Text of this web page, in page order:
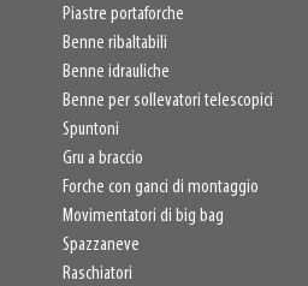
Piastre portaforche
Benne ribaltabili
Benne idrauliche
Benne per sollevatori telescopici
Spuntoni
Gru a braccio
Forche con ganci di montaggio
Movimentatori di big bag
Spazzaneve
Raschiatori